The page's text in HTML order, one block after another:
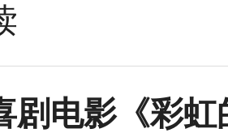
剧电影《彩